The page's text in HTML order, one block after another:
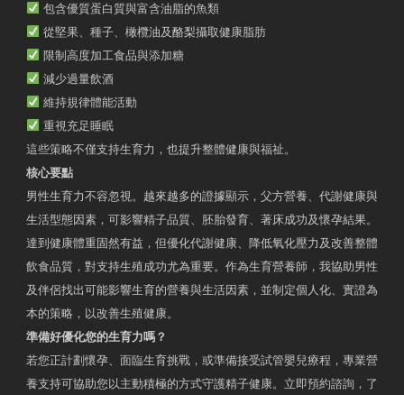
包含優質蛋白質與富含油脂的魚類
從堅果、種子、橄欖油及酪梨攝取健康脂肪
限制高度加工食品與添加糖
減少過量飲酒
維持規律體能活動
重視充足睡眠
這些策略不僅支持生育力，也提升整體健康與福祉。
核心要點
男性生育力不容忽視。越來越多的證據顯示，父方營養、代謝健康與
生活型態因素，可影響精子品質、胚胎發育、著床成功及懷孕結果。
達到健康體重固然有益，但優化代謝健康、降低氧化壓力及改善整體
飲食品質，對支持生殖成功尤為重要。作為生育營養師，我協助男性
及伴侶找出可能影響生育的營養與生活因素，並制定個人化、實證為
本的策略，以改善生殖健康。
準備好優化您的生育力嗎？
若您正計劃懷孕、面臨生育挑戰，或準備接受試管嬰兒療程，專業營
養支持可協助您以主動積極的方式守護精子健康。立即預約諮詢，了